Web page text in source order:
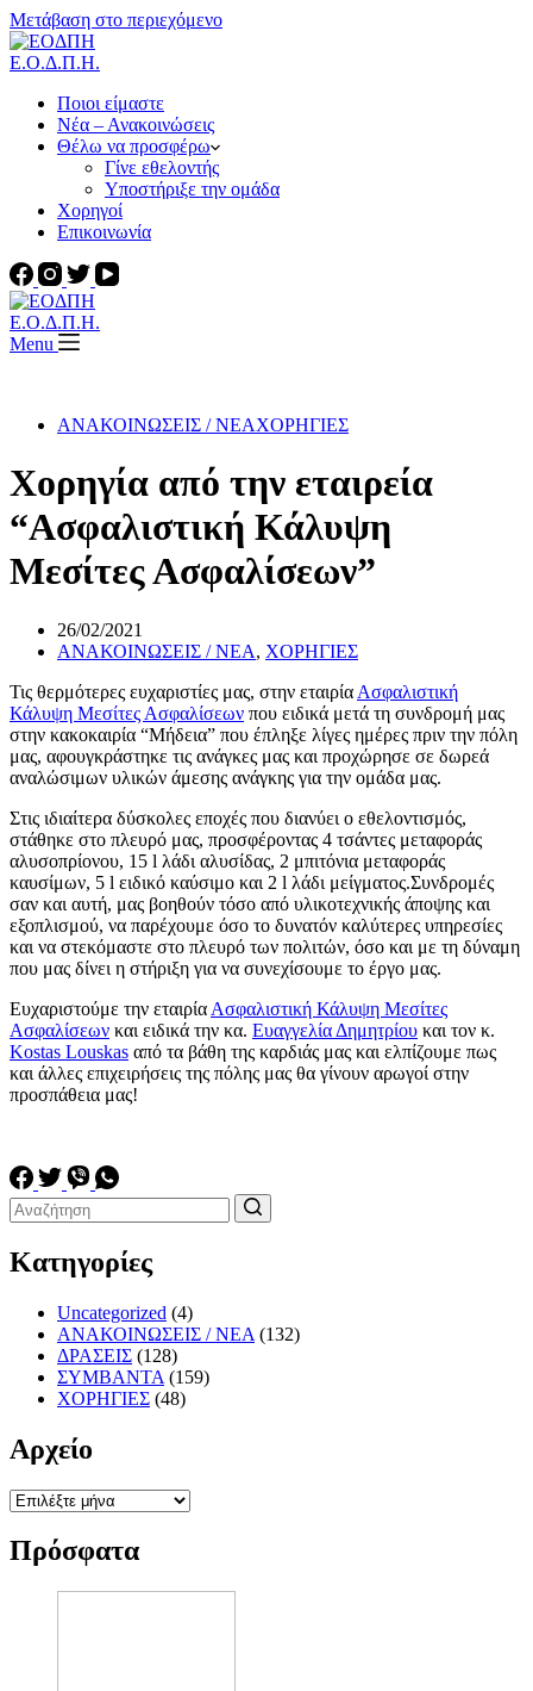
Μετάβαση στο περιεχόμενο
Ε.Ο.Δ.Π.Η.
Ποιοι είμαστε
Νέα – Ανακοινώσεις
Θέλω να προσφέρω
Γίνε εθελοντής
Υποστήριξε την ομάδα
Χορηγοί
Επικοινωνία
Ε.Ο.Δ.Π.Η.
Menu
ΑΝΑΚΟΙΝΩΣΕΙΣ / ΝΕΑΧΟΡΗΓΙΕΣ
Χορηγία από την εταιρεία
“Ασφαλιστική Κάλυψη
Μεσίτες Ασφαλίσεων”
26/02/2021
ΑΝΑΚΟΙΝΩΣΕΙΣ / ΝΕΑ, ΧΟΡΗΓΙΕΣ
Τις θερμότερες ευχαριστίες μας, στην εταιρία Ασφαλιστική
Κάλυψη Μεσίτες Ασφαλίσεων που ειδικά μετά τη συνδρομή μας
στην κακοκαιρία “Μήδεια” που έπληξε λίγες ημέρες πριν την πόλη
μας, αφουγκράστηκε τις ανάγκες μας και προχώρησε σε δωρεά
αναλώσιμων υλικών άμεσης ανάγκης για την ομάδα μας.
Στις ιδιαίτερα δύσκολες εποχές που διανύει ο εθελοντισμός,
στάθηκε στο πλευρό μας, προσφέροντας 4 τσάντες μεταφοράς
αλυσοπρίονου, 15 l λάδι αλυσίδας, 2 μπιτόνια μεταφοράς
καυσίμων, 5 l ειδικό καύσιμο και 2 l λάδι μείγματος.Συνδρομές
σαν και αυτή, μας βοηθούν τόσο από υλικοτεχνικής άποψης και
εξοπλισμού, να παρέχουμε όσο το δυνατόν καλύτερες υπηρεσίες
και να στεκόμαστε στο πλευρό των πολιτών, όσο και με τη δύναμη
που μας δίνει η στήριξη για να συνεχίσουμε το έργο μας.
Ευχαριστούμε την εταιρία Ασφαλιστική Κάλυψη Μεσίτες
Ασφαλίσεων και ειδικά την κα. Ευαγγελία Δημητρίου και τον κ.
Kostas Louskas από τα βάθη της καρδιάς μας και ελπίζουμε πως
και άλλες επιχειρήσεις της πόλης μας θα γίνουν αρωγοί στην
προσπάθεια μας!
Κατηγορίες
Uncategorized (4)
ΑΝΑΚΟΙΝΩΣΕΙΣ / ΝΕΑ (132)
ΔΡΑΣΕΙΣ (128)
ΣΥΜΒΑΝΤΑ (159)
ΧΟΡΗΓΙΕΣ (48)
Αρχείο
Αρχείο
Πρόσφατα